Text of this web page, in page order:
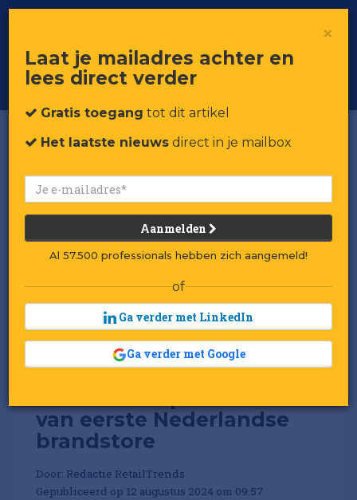
Voor professionals in retail & brands
Toggle
van eerste Nederlandse
brandstore
Door: Redactie RetailTrends
Gepubliceerd op 12 augustus 2024 om 09:57
×
Laat je mailadres achter en
lees direct verder
Gratis toegang tot dit artikel
Het laatste nieuws direct in je mailbox
Aanmelden
Al 57.500 professionals hebben zich aangemeld!
of
Ga verder met LinkedIn
Ga verder met Google